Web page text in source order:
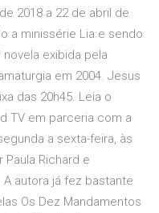
2018 a 22 de abril de
a minissérie Lia e sendo
novela exibida pela
em 2004. Jesus
das 20h45. Leia o
TV em parceria com a
a sexta-feira, às
Richard e
autora já fez bastante
Os Dez Mandamentos